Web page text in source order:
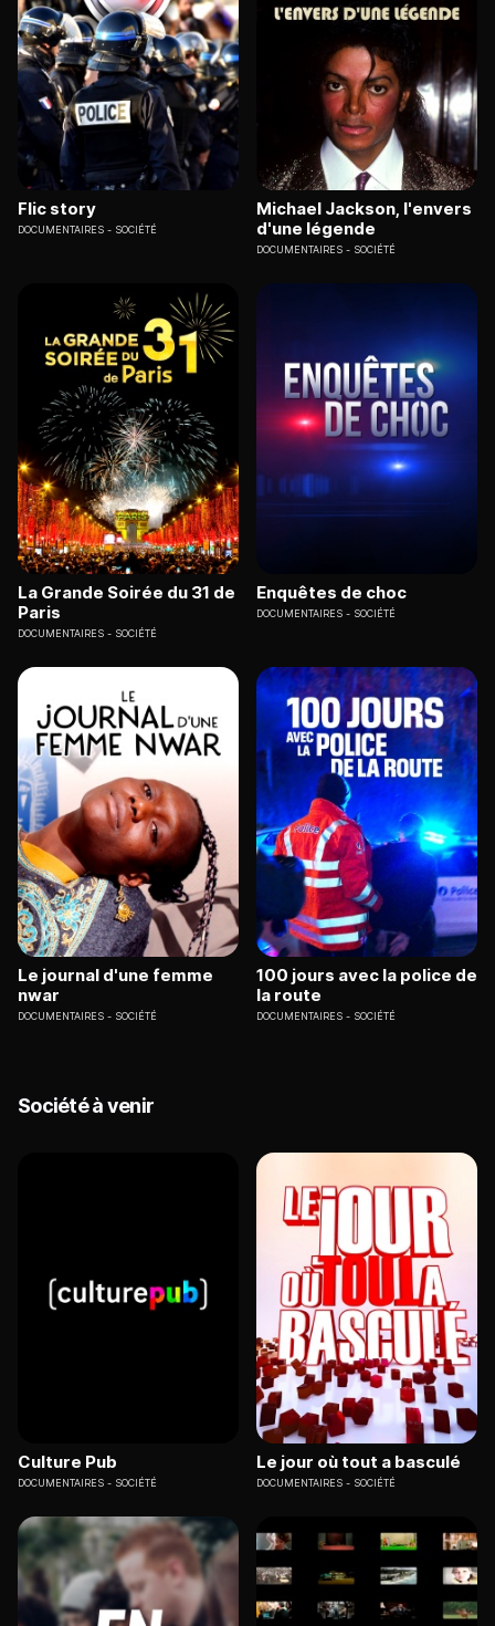
Flic story
DOCUMENTAIRES SOCIÉTÉ
Michael Jackson, l'envers
d'une légende
DOCUMENTAIRES SOCIÉTÉ
La Grande Soirée du 31 de
Paris
DOCUMENTAIRES SOCIÉTÉ
Enquêtes de choc
DOCUMENTAIRES SOCIÉTÉ
Le journal d'une femme
nwar
DOCUMENTAIRES SOCIÉTÉ
100 jours avec la police de
la route
DOCUMENTAIRES SOCIÉTÉ
Société à venir
Culture Pub
DOCUMENTAIRES SOCIÉTÉ
Le jour où tout a basculé
DOCUMENTAIRES SOCIÉTÉ